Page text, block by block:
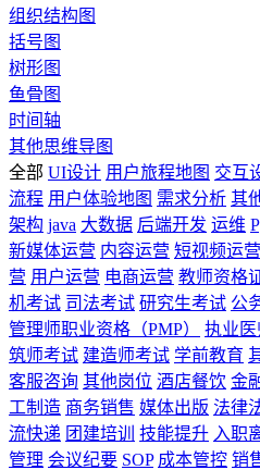
组织结构图
括号图
树形图
鱼骨图
时间轴
其他思维导图
全部 UI设计 用户旅程地图 交互
流程 用户体验地图 需求分析 其
架构 java 大数据 后端开发 运维
新媒体运营 内容运营 短视频运营
营 用户运营 电商运营 教师资格
机考试 司法考试 研究生考试 公
管理师职业资格（PMP）
执业
筑师考试 建造师考试 学前教育
客服咨询 其他岗位 酒店餐饮 金
工制造 商务销售 媒体出版 法律
流快递 团建培训 技能提升 入职
管理 会议纪要 SOP 成本管控 销